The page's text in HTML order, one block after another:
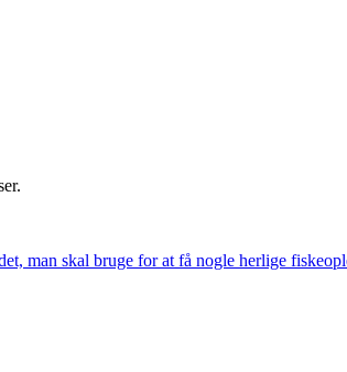
man skal bruge for at få nogle herlige